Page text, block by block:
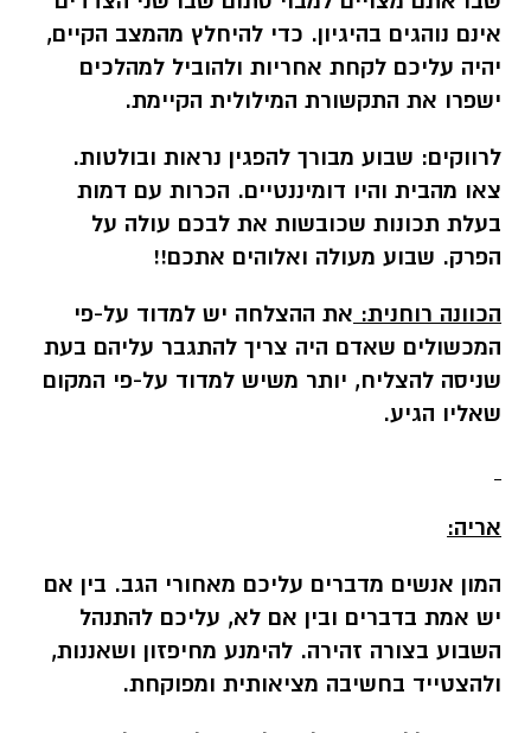
אינם נוהגים בהיגיון. כדי להיחלץ מהמצב הקיים,
יהיה עליכם לקחת אחריות ולהוביל למהלכים
ישפרו את התקשורת המילולית הקיימת.
לרווקים: שבוע מבורך להפגין נראות ובולטות.
צאו מהבית והיו דומיננטיים. הכרות עם דמות
בעלת תכונות שכובשות את לבכם עולה על
הפרק. שבוע מעולה ואלוהים אתכם!!
הכוונה רוחנית: את ההצלחה יש למדוד על-פי
המכשולים שאדם היה צריך להתגבר עליהם בעת
שניסה להצליח, יותר משיש למדוד על-פי המקום
שאליו הגיע.
אריה:
המון אנשים מדברים עליכם מאחורי הגב. בין אם
יש אמת בדברים ובין אם לא, עליכם להתנהל
השבוע בצורה זהירה. להימנע מחיפזון ושאננות,
ולהצטייד בחשיבה מציאותית ומפוקחת.